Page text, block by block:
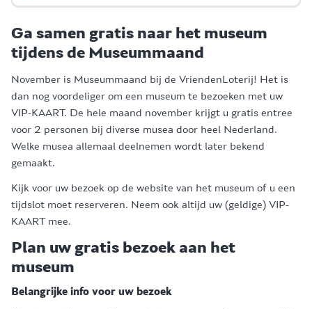
Ga samen gratis naar het museum
tijdens de Museummaand
November is Museummaand bij de VriendenLoterij! Het is
dan nog voordeliger om een museum te bezoeken met uw
VIP-KAART. De hele maand november krijgt u gratis entree
voor 2 personen bij diverse musea door heel Nederland.
Welke musea allemaal deelnemen wordt later bekend
gemaakt.
Kijk voor uw bezoek op de website van het museum of u een
tijdslot moet reserveren. Neem ook altijd uw (geldige) VIP-
KAART mee.
Plan uw gratis bezoek aan het
museum
Belangrijke info voor uw bezoek